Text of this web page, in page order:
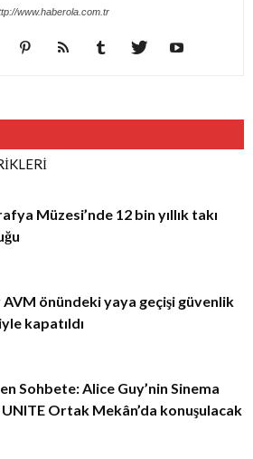
www.haberola.com.tr
Müzesi’nde 12 bin yıllık takı
AVM önündeki yaya geçişi güvenlik
kapatıldı
Sohbete: Alice Guy’nin Sinema
UNITE Ortak Mekân’da konuşulacak